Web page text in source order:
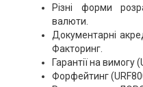
Різні форми
валюти.
Документарні
Факторинг.
Гарантії на вимогу
Форфейтинг